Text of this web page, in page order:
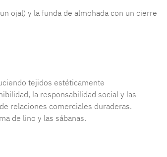
ojal) y la funda de almohada con un cierre
tejidos estéticamente
la responsabilidad social y las
relaciones comerciales duraderas.
de lino y las sábanas.